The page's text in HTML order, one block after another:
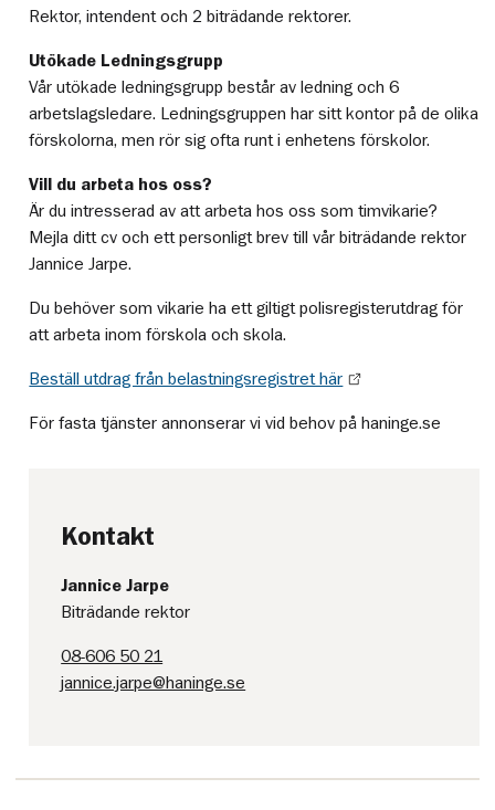
Rektor, intendent och 2 biträdande rektorer.
Utökade Ledningsgrupp
Vår utökade ledningsgrupp består av ledning och 6
arbetslagsledare. Ledningsgruppen har sitt kontor på de olika
förskolorna, men rör sig ofta runt i enhetens förskolor.
Vill du arbeta hos oss?
Är du intresserad av att arbeta hos oss som timvikarie?
Mejla ditt cv och ett personligt brev till vår biträdande rektor
Jannice Jarpe.
Du behöver som vikarie ha ett giltigt polisregisterutdrag för
att arbeta inom förskola och skola.
Beställ utdrag från belastningsregistret här
För fasta tjänster annonserar vi vid behov på haninge.se
Kontakt
Jannice Jarpe
Biträdande rektor
08-606 50 21
jannice.jarpe@haninge.se